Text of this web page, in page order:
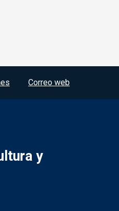
Correo web
y